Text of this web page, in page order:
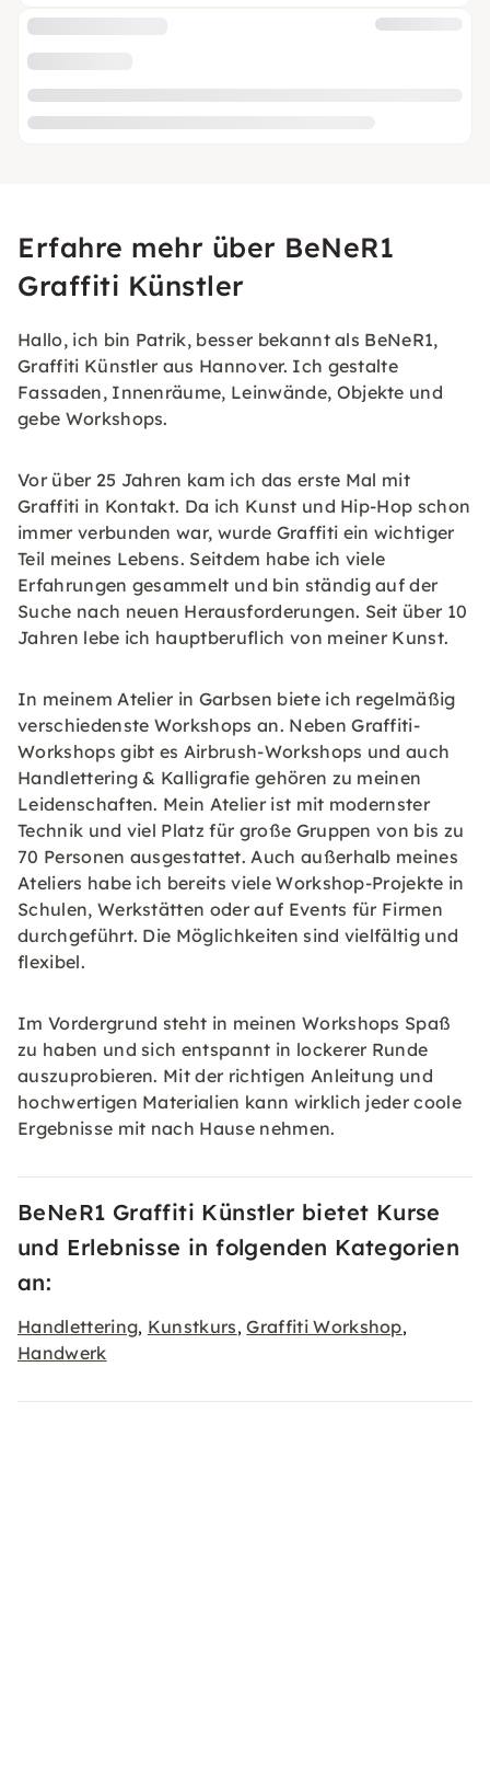
Erfahre mehr über BeNeR1
Graffiti Künstler
Hallo, ich bin Patrik, besser bekannt als BeNeR1,
Graffiti Künstler aus Hannover. Ich gestalte
Fassaden, Innenräume, Leinwände, Objekte und
gebe Workshops.
Vor über 25 Jahren kam ich das erste Mal mit
Graffiti in Kontakt. Da ich Kunst und Hip-Hop schon
immer verbunden war, wurde Graffiti ein wichtiger
Teil meines Lebens. Seitdem habe ich viele
Erfahrungen gesammelt und bin ständig auf der
Suche nach neuen Herausforderungen. Seit über 10
Jahren lebe ich hauptberuflich von meiner Kunst.
In meinem Atelier in Garbsen biete ich regelmäßig
verschiedenste Workshops an. Neben Graffiti-
Workshops gibt es Airbrush-Workshops und auch
Handlettering & Kalligrafie gehören zu meinen
Leidenschaften. Mein Atelier ist mit modernster
Technik und viel Platz für große Gruppen von bis zu
70 Personen ausgestattet. Auch außerhalb meines
Ateliers habe ich bereits viele Workshop-Projekte in
Schulen, Werkstätten oder auf Events für Firmen
durchgeführt. Die Möglichkeiten sind vielfältig und
flexibel.
Im Vordergrund steht in meinen Workshops Spaß
zu haben und sich entspannt in lockerer Runde
auszuprobieren. Mit der richtigen Anleitung und
hochwertigen Materialien kann wirklich jeder coole
Ergebnisse mit nach Hause nehmen.
BeNeR1 Graffiti Künstler bietet Kurse
und Erlebnisse in folgenden Kategorien
an:
Handlettering, Kunstkurs,Graffiti Workshop,
Handwerk